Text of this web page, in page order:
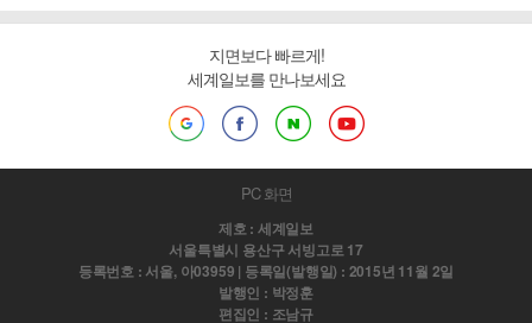
지면보다 빠르게!
세계일보를 만나보세요
PC 화면
제호 : 세계일보
서울특별시 용산구 서빙고로 17
등록번호 : 서울, 아03959 | 등록일(발행일) : 2015년 11월 2일
발행인 : 박정훈
편집인 : 조남규